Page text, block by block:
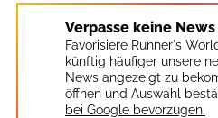
Verpasse keine
Favorisiere Runner's
künftig häufiger unsere
News angezeigt zu
öffnen und Auswahl
bei Google bevorzugen.